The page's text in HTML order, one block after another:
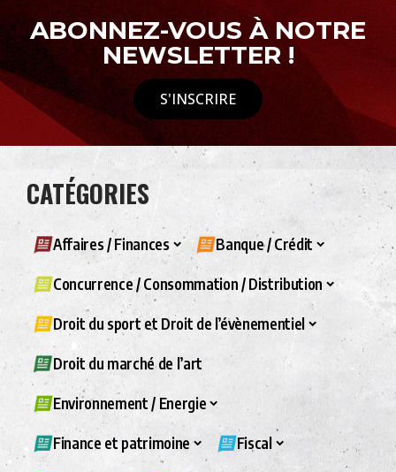
ABONNEZ-VOUS À NOTRE
NEWSLETTER !
S'INSCRIRE
CATÉGORIES
Affaires / Finances Banque / Crédit
Concurrence / Consommation / Distribution
Droit du sport et Droit de l’évènementiel
Droit du marché de l’art
Environnement / Energie
Finance et patrimoine Fiscal